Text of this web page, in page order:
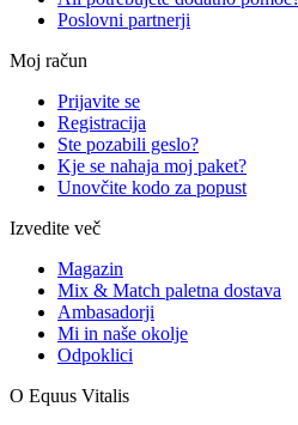
Poslovni partnerji
Moj račun
Prijavite se
Registracija
Ste pozabili geslo?
Kje se nahaja moj paket?
Unovčite kodo za popust
Izvedite več
Magazin
Mix & Match paletna dostava
Ambasadorji
Mi in naše okolje
Odpoklici
O Equus Vitalis